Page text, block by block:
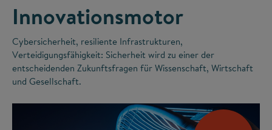
Innovationsmotor
Cybersicherheit, resiliente Infrastrukturen,
Verteidigungsfähigkeit: Sicherheit wird zu einer der
entscheidenden Zukunftsfragen für Wissenschaft, Wirtschaft
und Gesellschaft.